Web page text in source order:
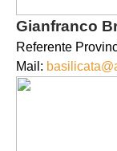
Gianfranco
Referente
Mail: